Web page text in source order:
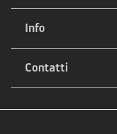
Info
Contatti